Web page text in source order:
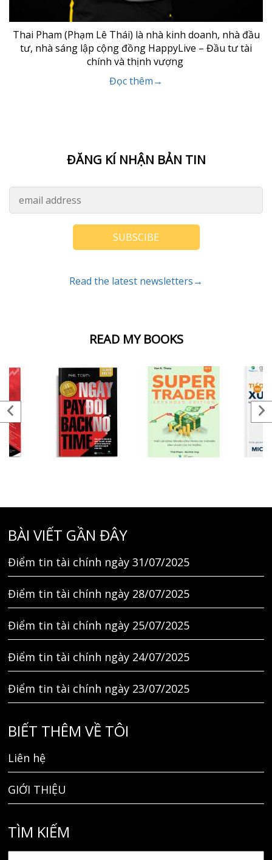
READ MY BOOKS
Thai Pham (Phạm Lê Thái) là nhà kinh doanh, nhà đầu
tư, nhà sáng lập cộng đồng HappyLive – Đầu tư tài
chính và thịnh vượng
Đọc thêm→
ĐĂNG KÍ NHẬN BẢN TIN
SUBSCIBE
Read the latest newsletters→
BÀI VIẾT GẦN ĐÂY
Điểm tin tài chính ngày 31/07/2025
Điểm tin tài chính ngày 28/07/2025
Điểm tin tài chính ngày 25/07/2025
Điểm tin tài chính ngày 24/07/2025
Điểm tin tài chính ngày 23/07/2025
BIẾT THÊM VỀ TÔI
Liên hệ
GIỚI THIỆU
TÌM KIẾM